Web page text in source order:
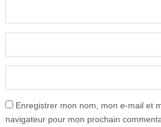
Enregistrer mon nom, mon e-mail et
navigateur pour mon prochain